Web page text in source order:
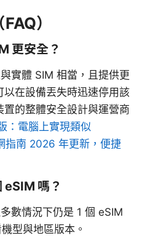
）
更安全？
實體 SIM 相當，且提供更
在設備丟失時迅速停用該
的整體安全設計與運營商
：電腦上實現類似
指南 2026 年更新，便捷
eSIM 嗎？
數情況下仍是 1 個 eSIM
型與地區版本。